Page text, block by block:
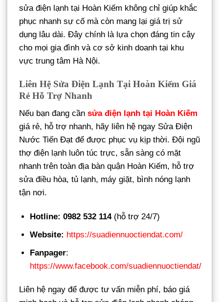
sửa điện lạnh tại Hoàn Kiếm không chỉ giúp khắc
phục nhanh sự cố mà còn mang lại giá trị sử
dụng lâu dài. Đây chính là lựa chọn đáng tin cậy
cho mọi gia đình và cơ sở kinh doanh tại khu
vực trung tâm Hà Nội.
Liên Hệ Sửa Điện Lạnh Tại Hoàn Kiếm Giá
Rẻ Hỗ Trợ Nhanh
Nếu bạn đang cần sửa điện lạnh tại Hoàn Kiếm
giá rẻ, hỗ trợ nhanh, hãy liên hệ ngay Sửa Điện
Nước Tiến Đạt để được phục vụ kịp thời. Đội ngũ
thợ điện lạnh luôn túc trực, sẵn sàng có mặt
nhanh trên toàn địa bàn quận Hoàn Kiếm, hỗ trợ
sửa điều hòa, tủ lạnh, máy giặt, bình nóng lạnh
tận nơi.
Hotline: 0982 532 114(hỗ trợ 24/7)
Website: https://suadiennuoctiendat.com/
Fanpager:
https://www.facebook.com/suadiennuoctiendat/
Liên hệ ngay để được tư vấn miễn phí, báo giá